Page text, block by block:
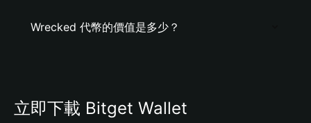
Wrecked 代幣的價值是多少？
立即下載 Bitget Wallet